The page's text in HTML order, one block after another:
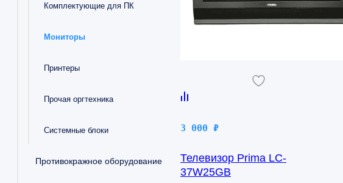
Комплектующие для ПК
Мониторы
Принтеры
Прочая оргтехника
Системные блоки
Противокражное оборудование
3 000 ₽
Телевизор Prima LC-
37W25GB